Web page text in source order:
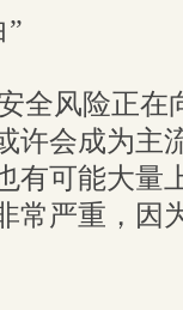
”
全风险正在
许会成为主
有可能大量
常严重，因